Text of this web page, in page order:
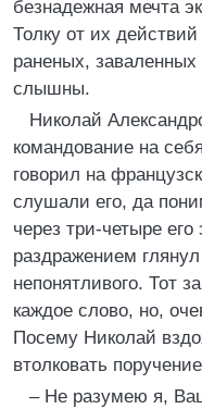
безнадежная мечта
Толку от их
раненых,
слышны.
Николай
командование на
говорил на
слушали его, да
через три-четыре
раздражением глянул
непонятливого. Тот
каждое слово, но,
Посему Николай
втолковать
– Не разумею я,